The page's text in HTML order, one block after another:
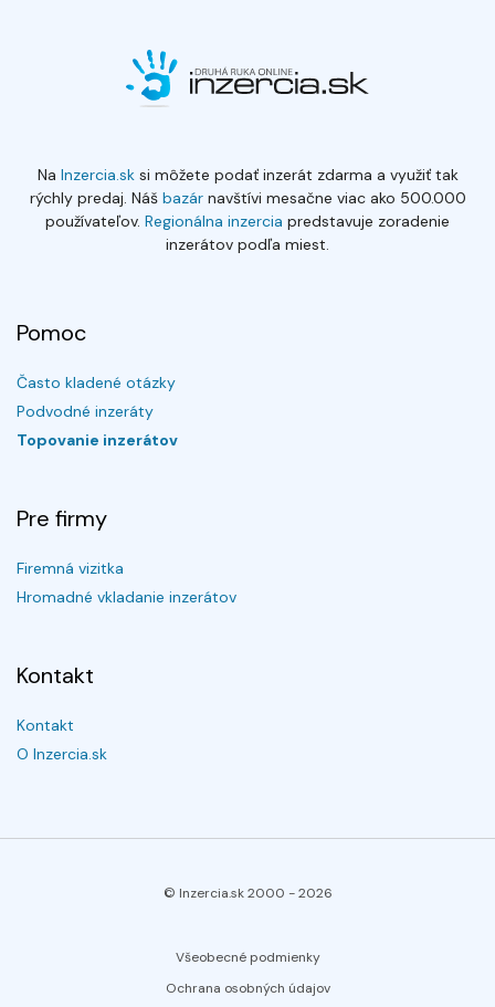
Na Inzercia.sksi môžete podať inzerát zdarma a využiť tak
rýchly predaj. Náš bazárnavštívi mesačne viac ako 500.000
používateľov. Regionálna inzercia predstavuje zoradenie
inzerátov podľa miest.
Pomoc
Často kladené otázky
Podvodné inzeráty
Topovanie inzerátov
Pre firmy
Firemná vizitka
Hromadné vkladanie inzerátov
Kontakt
Kontakt
O Inzercia.sk
© Inzercia.sk 2000 -2026
Všeobecné podmienky
Ochrana osobných údajov